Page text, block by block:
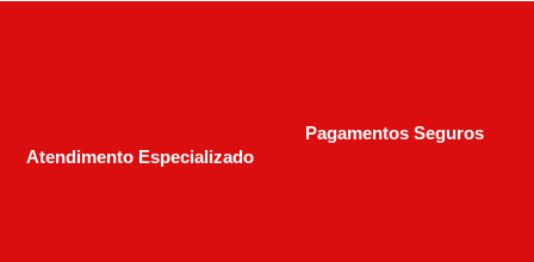
Atendimento Especializado
Pagamentos Seguros